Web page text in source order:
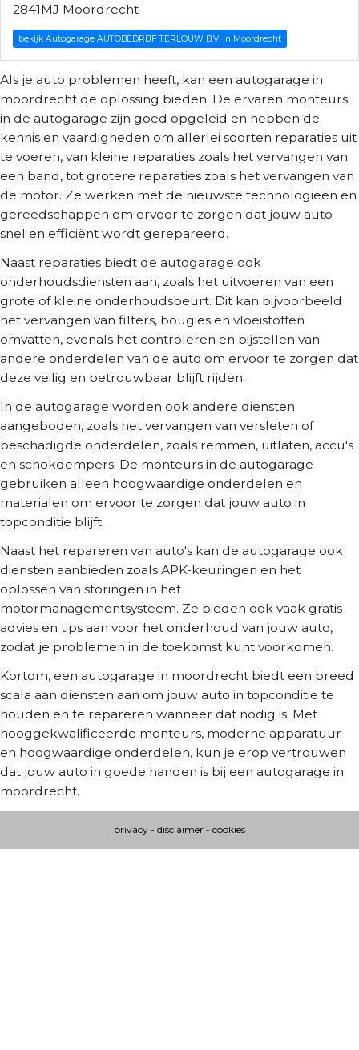
2841MJ Moordrecht
bekijk Autogarage AUTOBEDRIJF TERLOUW B.V. in Moordrecht
Als je auto problemen heeft, kan een autogarage in
moordrecht de oplossing bieden. De ervaren monteurs
in de autogarage zijn goed opgeleid en hebben de
kennis en vaardigheden om allerlei soorten reparaties uit
te voeren, van kleine reparaties zoals het vervangen van
een band, tot grotere reparaties zoals het vervangen van
de motor. Ze werken met de nieuwste technologieën en
gereedschappen om ervoor te zorgen dat jouw auto
snel en efficiënt wordt gerepareerd.
Naast reparaties biedt de autogarage ook
onderhoudsdiensten aan, zoals het uitvoeren van een
grote of kleine onderhoudsbeurt. Dit kan bijvoorbeeld
het vervangen van filters, bougies en vloeistoffen
omvatten, evenals het controleren en bijstellen van
andere onderdelen van de auto om ervoor te zorgen dat
deze veilig en betrouwbaar blijft rijden.
In de autogarage worden ook andere diensten
aangeboden, zoals het vervangen van versleten of
beschadigde onderdelen, zoals remmen, uitlaten, accu's
en schokdempers. De monteurs in de autogarage
gebruiken alleen hoogwaardige onderdelen en
materialen om ervoor te zorgen dat jouw auto in
topconditie blijft.
Naast het repareren van auto's kan de autogarage ook
diensten aanbieden zoals APK-keuringen en het
oplossen van storingen in het
motormanagementsysteem. Ze bieden ook vaak gratis
advies en tips aan voor het onderhoud van jouw auto,
zodat je problemen in de toekomst kunt voorkomen.
Kortom, een autogarage in moordrecht biedt een breed
scala aan diensten aan om jouw auto in topconditie te
houden en te repareren wanneer dat nodig is. Met
hooggekwalificeerde monteurs, moderne apparatuur
en hoogwaardige onderdelen, kun je erop vertrouwen
dat jouw auto in goede handen is bij een autogarage in
moordrecht.
privacy - disclaimer - cookies